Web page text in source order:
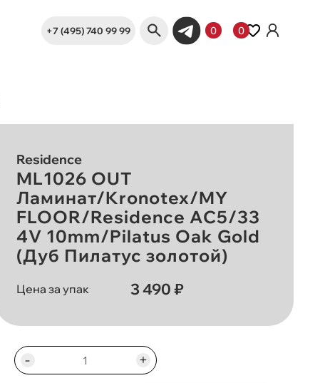
+7 (495) 740 99 99 0 0
Residence
ML1026 OUT
Ламинат/Kronotex/MY
FLOOR/Residence AC5/33
4V 10mm/Pilatus Oak Gold
(Дуб Пилатус золотой)
Цена за упак 3 490 ₽
- +